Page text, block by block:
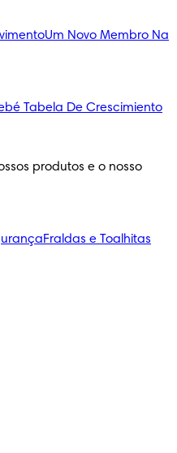
Um Novo Membro Na
Tabela De Crescimiento
produtos e o nosso
Fraldas e Toalhitas